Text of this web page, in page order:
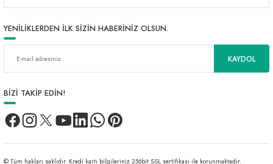
YENİLİKLERDEN İLK SİZİN HABERİNİZ OLSUN.
KAYDOL
BİZİ TAKİP EDİN!
© Tüm hakları saklıdır. Kredi kartı bilgileriniz 256bit SSL sertifikası ile korunmaktadır.